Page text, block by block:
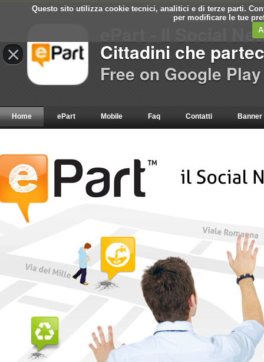
Questo sito utilizza cookie tecnici, analitici e di terze parti.
per modificare le tue
Home ePart Mobile Faq Contatti Banner
×
ePart - Il Social
Cittadini che
Free on Google Play